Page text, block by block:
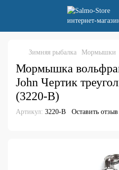
Зимняя рыбалка Мормышки
Мормышка
John Чертик
(3220-B)
Артикул: 3220-B Оставить отзыв